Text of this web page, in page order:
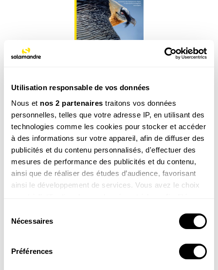
Utilisation responsable de vos données
Nous et nos 2 partenaires traitons vos données
personnelles, telles que votre adresse IP, en utilisant des
technologies comme les cookies pour stocker et accéder
à des informations sur votre appareil, afin de diffuser des
publicités et du contenu personnalisés, d'effectuer des
mesures de performance des publicités et du contenu,
ainsi que de réaliser des études d’audience, favorisant
ainsi le développement de services. Vous avez le choix
tout moment en consultant la Déclaration relative aux
cookies ou en cliquant sur l'icône de confidentialité.
Si vous le permettez, nous aimerions également :
Nécessaires
Préférences
Cet article est extrait de la Revue Salamandre
n° 249 Décembre 2018 - Janvier 2019
VOIR LE SOMMAIRE
REVUE EN LIGNE
A partir de 39€ / an